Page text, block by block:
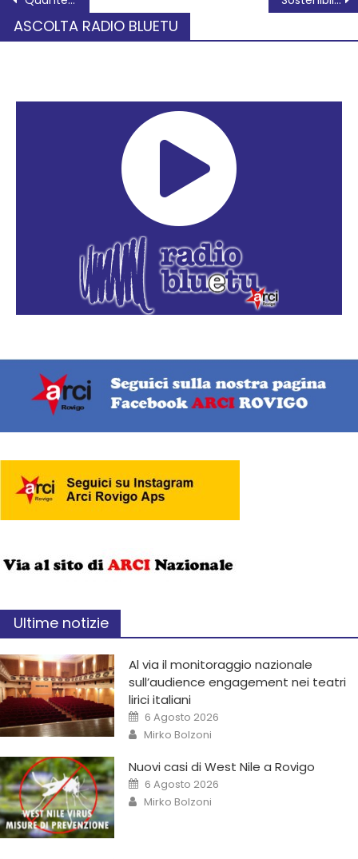
ASCOLTA RADIO BLUETU
Ultime notizie
Al via il monitoraggio nazionale
sull’audience engagement nei teatri
lirici italiani
6 Agosto 2026
Mirko Bolzoni
Nuovi casi di West Nile a Rovigo
6 Agosto 2026
Mirko Bolzoni